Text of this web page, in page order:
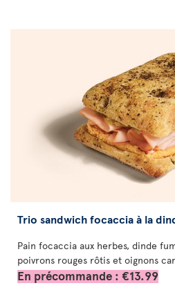
Trio sandwich focaccia à la
Pain focaccia aux herbes, dinde
poivrons rouges rôtis et oignons
En précommande : €13.99